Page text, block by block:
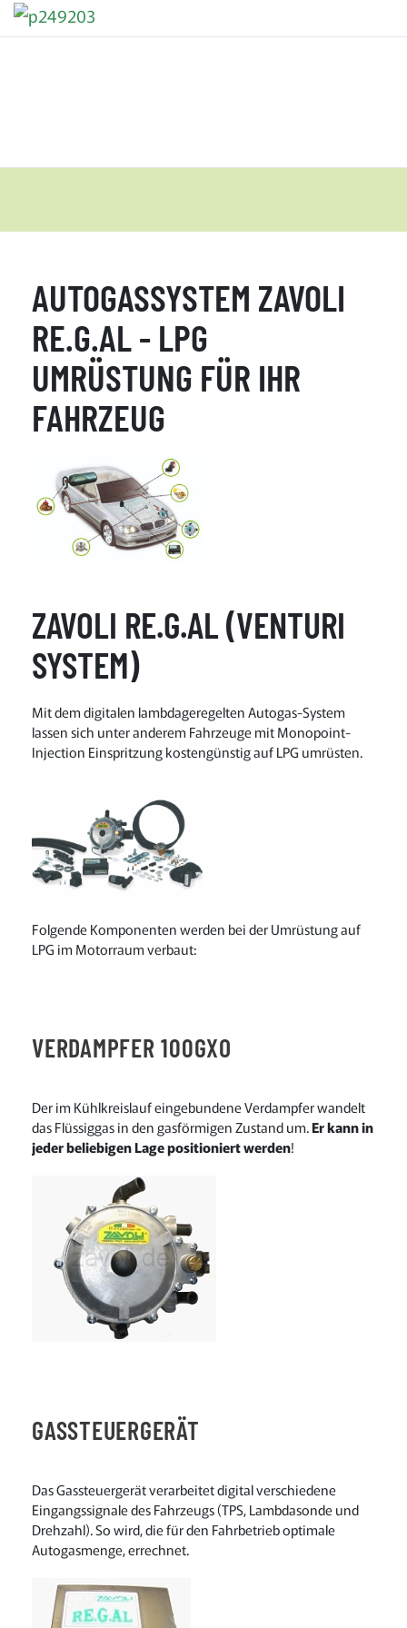
AUTOGASSYSTEM ZAVOLI
RE.G.AL - LPG
UMRÜSTUNG FÜR IHR
FAHRZEUG
ZAVOLI RE.G.AL (VENTURI
SYSTEM)
Mit dem digitalen lambdageregelten Autogas-System
lassen sich unter anderem Fahrzeuge mit Monopoint-
Injection Einspritzung kostengünstig auf LPG umrüsten.
Folgende Komponenten werden bei der Umrüstung auf
LPG im Motorraum verbaut:
VERDAMPFER 100GXO
Der im Kühlkreislauf eingebundene Verdampfer wandelt
das Flüssiggas in den gasförmigen Zustand um.Er kann in
jeder beliebigen Lage positioniert werden!
GASSTEUERGERÄT
Das Gassteuergerät verarbeitet digital verschiedene
Eingangssignale des Fahrzeugs (TPS, Lambdasonde und
Drehzahl). So wird, die für den Fahrbetrieb optimale
Autogasmenge, errechnet.